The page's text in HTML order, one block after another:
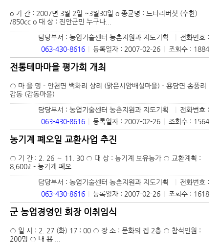
o 기 간 : 2007년 3월 2일 ~3월30일 o 종균명 : 느타리버섯 (수한)
/850cc o 대 상 : 진안군민 누구나...
담당부서 : 농업기술센터 농촌지원과 지도기획
전화번호 :
063-430-8616
등록일자 : 2007-02-26 조회수 : 1884
전통테마마을 평가회 개최
○ 마 을 명 - 안천면 백화리 상리 (맑은시암배실마을) - 용담면 송풍리
감동 (감동마을)
담당부서 : 농업기술센터 농촌지원과 지도기획
전화번호 :
063-430-8616
등록일자 : 2007-02-26 조회수 : 1564
농기계 폐오일 교환사업 추진
○ 기 간 : 2. 26 ～ 11. 30 ○ 대 상 : 농기계 보유농가 ○ 교환계획 :
8,600ℓ - 농기계 폐오...
담당부서 : 농업기술센터 농촌지원과 지도기획
전화번호 :
063-430-8616
등록일자 : 2007-02-26 조회수 : 1618
군 농업경영인 회장 이취임식
○ 일 시 : 2. 27 (화) 17 : 00 ○ 장 소 : 문화의 집 2층 ○ 참석인원 :
200명 ○ 내 용 ...